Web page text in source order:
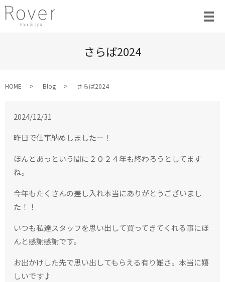
さらば2024
HOME Blog さらば2024
2024/12/31
昨日で仕事納めしましたー！
ほんとあっという間に２０２４年も終わろうとしてます
ね。
今年もたくさんの差し入れ本当にありがとうございまし
た！！
いつも私達スタッフを思い出して買ってきてくれる事にほ
んと感謝感謝です。
お出かけした先で思い出してもらえる有り難さ。本当に嬉
しいです♪